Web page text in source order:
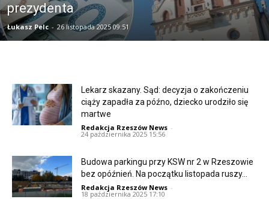
prezydenta
Łukasz Pelc - 26 listopada 2025 09:51
Lekarz skazany. Sąd: decyzja o zakończeniu
ciąży zapadła za późno, dziecko urodziło się
martwe
Redakcja Rzeszów News -
24 października 2025 15:56
Budowa parkingu przy KSW nr 2 w Rzeszowie
bez opóźnień. Na początku listopada ruszy...
Redakcja Rzeszów News -
18 października 2025 17:10